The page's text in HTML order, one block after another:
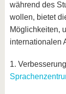
während des
wollen, bietet
Möglichkeiten,
internationalen
1.